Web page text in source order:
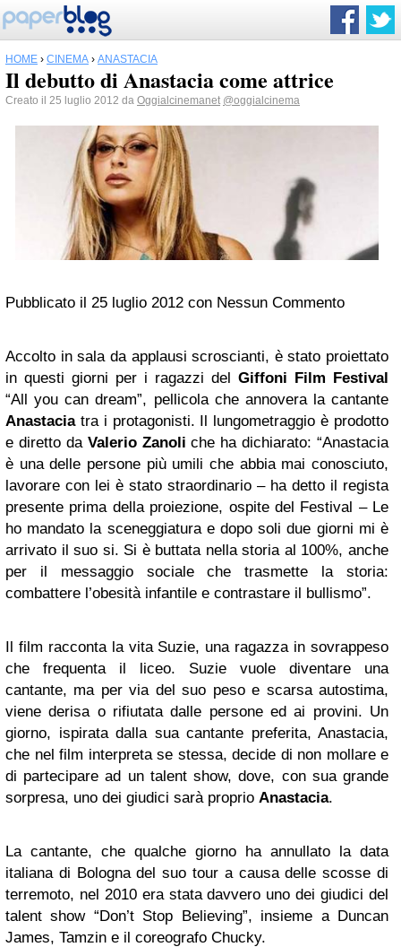
HOME › CINEMA › ANASTACIA
Il debutto di Anastacia come attrice
Creato il 25 luglio 2012 da Oggialcinemanet @oggialcinema
Pubblicato il 25 luglio 2012 con Nessun Commento
Accolto in sala da applausi scroscianti, è stato proiettato
in questi giorni per i ragazzi del Giffoni Film Festival
“All you can dream”, pellicola che annovera la cantante
Anastaciatra i protagonisti. Il lungometraggio è prodotto
e diretto da Valerio Zanoli che ha dichiarato: “Anastacia
è una delle persone più umili che abbia mai conosciuto,
lavorare con lei è stato straordinario – ha detto il regista
presente prima della proiezione, ospite del Festival – Le
ho mandato la sceneggiatura e dopo soli due giorni mi è
arrivato il suo si. Si è buttata nella storia al 100%, anche
per il messaggio sociale che trasmette la storia:
combattere l’obesità infantile e contrastare il bullismo”.
Il film racconta la vita Suzie, una ragazza in sovrappeso
che frequenta il liceo. Suzie vuole diventare una
cantante, ma per via del suo peso e scarsa autostima,
viene derisa o rifiutata dalle persone ed ai provini. Un
giorno, ispirata dalla sua cantante preferita, Anastacia,
che nel film interpreta se stessa, decide di non mollare e
di partecipare ad un talent show, dove, con sua grande
sorpresa, uno dei giudici sarà proprio Anastacia.
La cantante, che qualche giorno ha annullato la data
italiana di Bologna del suo tour a causa delle scosse di
terremoto, nel 2010 era stata davvero uno dei giudici del
talent show “Don’t Stop Believing”, insieme a Duncan
James, Tamzin e il coreografo Chucky.